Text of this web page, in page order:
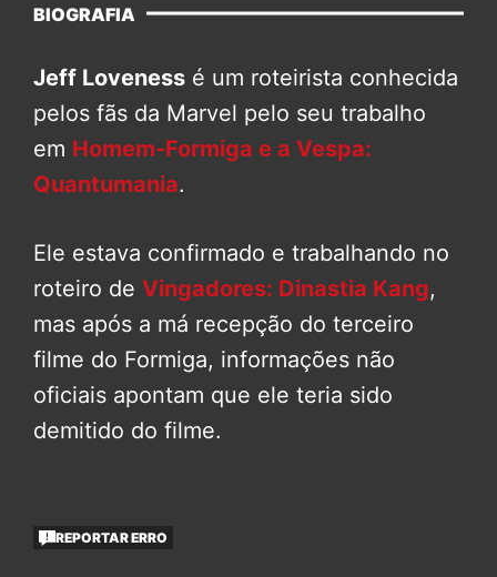
BIOGRAFIA
Jeff Loveness é um roteirista conhecida
pelos fãs da Marvel pelo seu trabalho
em Homem-Formiga e a Vespa:
Quantumania.
Ele estava confirmado e trabalhando no
roteiro de Vingadores: Dinastia Kang,
mas após a má recepção do terceiro
filme do Formiga, informações não
oficiais apontam que ele teria sido
demitido do filme.
REPORTAR ERRO